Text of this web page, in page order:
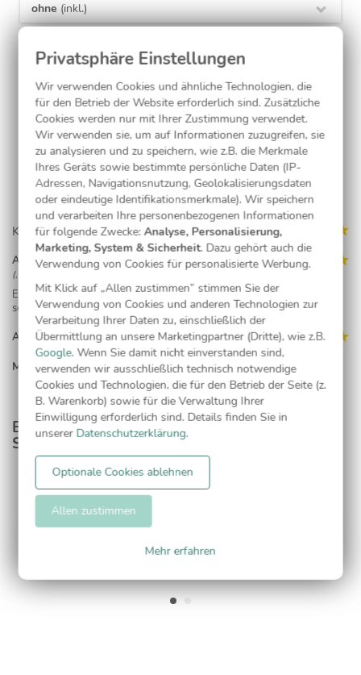
ohne(inkl.)
Jetzt gestalten
Kostenlose Musterkarte
Kundenmeinungen (2)
Anke Busch
(, 21.07.21)
Einfaches bestellen, schnelle Lieferung und die Qualität der Karten ist
sehr gut. Hier bestelle ich gern wieder.
Anonym
(, 09.09.19)
MEHR LESEN...
Entdecken Sie passende Produkte aus dieser
Serie
Adressaufkleber
Wir verwenden Cookies und ähnliche Technologien, die
für den Betrieb der Website erforderlich sind. Zusätzliche
Cookies werden nur mit Ihrer Zustimmung verwendet.
Wir verwenden sie, um auf Informationen zuzugreifen, sie
zu analysieren und zu speichern, wie z.B. die Merkmale
Ihres Geräts sowie bestimmte persönliche Daten (IP-
Adressen, Navigationsnutzung, Geolokalisierungsdaten
oder eindeutige Identifikationsmerkmale). Wir speichern
und verarbeiten Ihre personenbezogenen Informationen
für folgende Zwecke:Analyse, Personalisierung,
Marketing, System & Sicherheit. Dazu gehört auch die
Verwendung von Cookies für personalisierte Werbung.
Mit Klick auf „Allen zustimmen” stimmen Sie der
Verwendung von Cookies und anderen Technologien zur
Verarbeitung Ihrer Daten zu, einschließlich der
Übermittlung an unsere Marketingpartner (Dritte), wie z.B.
Google. Wenn Sie damit nicht einverstanden sind,
verwenden wir ausschließlich technisch notwendige
Cookies und Technologien, die für den Betrieb der Seite (z.
B. Warenkorb) sowie für die Verwaltung Ihrer
Einwilligung erforderlich sind. Details finden Sie in
unserer Datenschutzerklärung.
Mehr erfahren
Optionale Cookies ablehnen
Allen zustimmen